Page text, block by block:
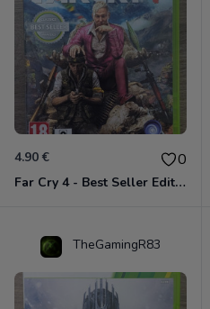
4.90 € 0
Far Cry 4 - Best Seller Edition Xbox 360
TheGamingR83